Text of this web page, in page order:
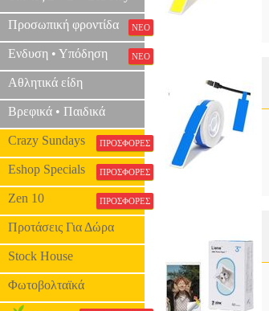
Προσωπική φροντίδα ΝΕΟ
Ενδυση • Υπόδηση ΝΕΟ
Αθλητικά είδη
Βρεφικά • Παιδικά
Crazy Sundays ΠΡΟΣΦΟΡΕΣ
Eshop Specials ΠΡΟΣΦΟΡΕΣ
Zen 10 ΠΡΟΣΦΟΡΕΣ
Προτάσεις Για Δώρα
Stock House
Φωτοβολταϊκά